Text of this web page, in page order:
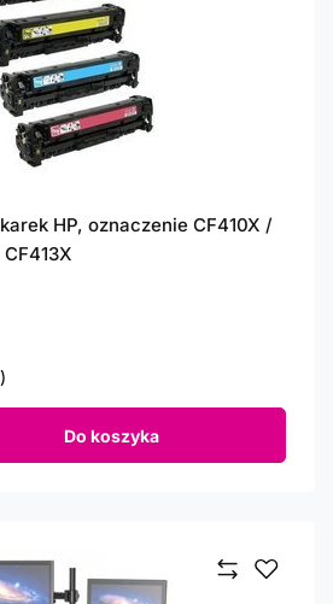
HP, oznaczenie CF410X /
Do koszyka